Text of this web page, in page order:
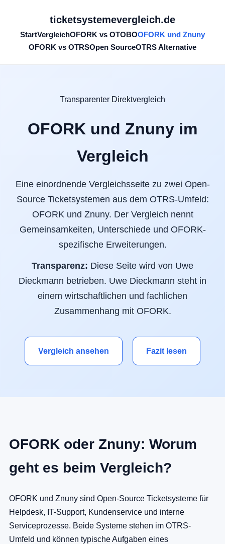
ticketsystemevergleich.de
StartVergleichOFORK vs OTOBOOFORK und Znuny
OFORK vs OTRSOpen SourceOTRS Alternative
Transparenter Direktvergleich
OFORK und Znuny im
Vergleich
Eine einordnende Vergleichsseite zu zwei Open-
Source Ticketsystemen aus dem OTRS-Umfeld:
OFORK und Znuny. Der Vergleich nennt
Gemeinsamkeiten, Unterschiede und OFORK-
spezifische Erweiterungen.
Transparenz: Diese Seite wird von Uwe
Dieckmann betrieben. Uwe Dieckmann steht in
einem wirtschaftlichen und fachlichen
Zusammenhang mit OFORK.
Vergleich ansehen Fazit lesen
OFORK oder Znuny: Worum
geht es beim Vergleich?
OFORK und Znuny sind Open-Source Ticketsysteme für
Helpdesk, IT-Support, Kundenservice und interne
Serviceprozesse. Beide Systeme stehen im OTRS-
Umfeld und können typische Aufgaben eines